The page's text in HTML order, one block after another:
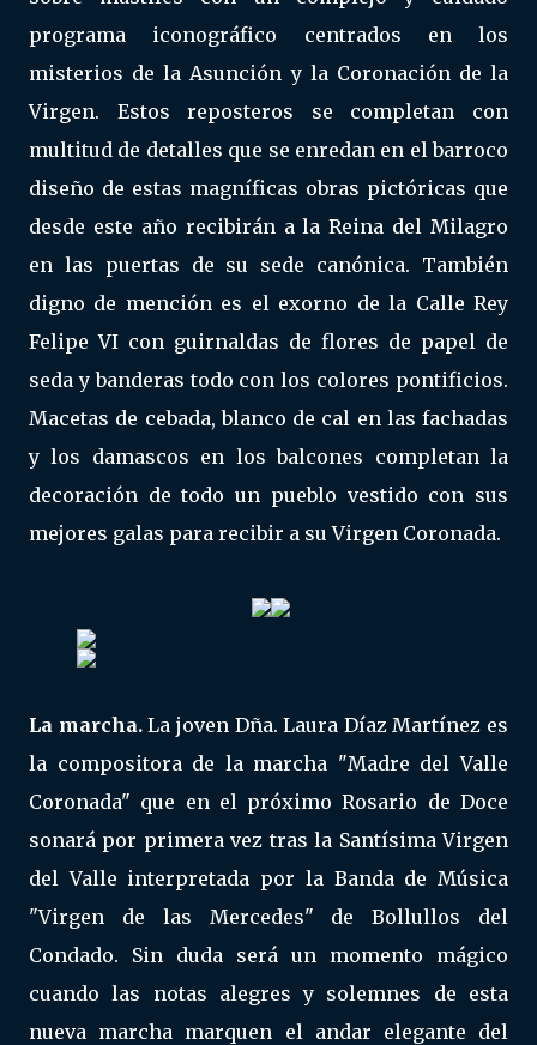
programa iconográfico centrados en los
misterios de la Asunción y la Coronación de la
Virgen. Estos reposteros se completan con
multitud de detalles que se enredan en el barroco
diseño de estas magníficas obras pictóricas que
desde este año recibirán a la Reina del Milagro
en las puertas de su sede canónica. También
digno de mención es el exorno de la Calle Rey
Felipe VI con guirnaldas de flores de papel de
seda y banderas todo con los colores pontificios.
Macetas de cebada, blanco de cal en las fachadas
y los damascos en los balcones completan la
decoración de todo un pueblo vestido con sus
mejores galas para recibir a su Virgen Coronada.
La marcha.La joven Dña. Laura Díaz Martínez es
la compositora de la marcha "Madre del Valle
Coronada" que en el próximo Rosario de Doce
sonará por primera vez tras la Santísima Virgen
del Valle interpretada por la Banda de Música
"Virgen de las Mercedes" de Bollullos del
Condado. Sin duda será un momento mágico
cuando las notas alegres y solemnes de esta
nueva marcha marquen el andar elegante del